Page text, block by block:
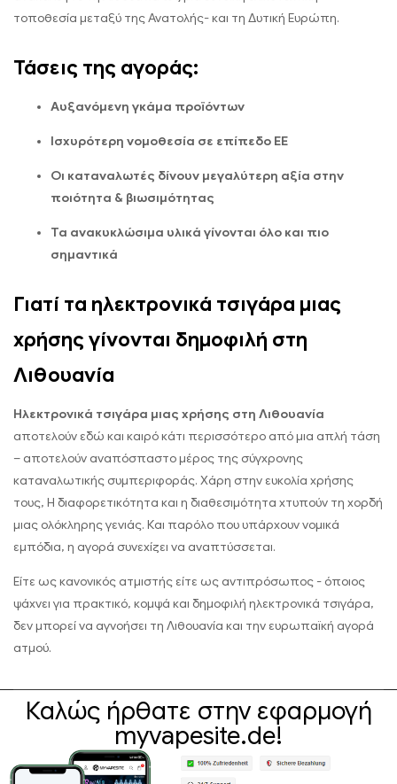
τοποθεσία μεταξύ της Ανατολής- και τη Δυτική Ευρώπη.
Τάσεις της αγοράς:
Αυξανόμενη γκάμα προϊόντων
Ισχυρότερη νομοθεσία σε επίπεδο ΕΕ
Οι καταναλωτές δίνουν μεγαλύτερη αξία στην
ποιότητα & βιωσιμότητας
Τα ανακυκλώσιμα υλικά γίνονται όλο και πιο
σημαντικά
Γιατί τα ηλεκτρονικά τσιγάρα μιας
χρήσης γίνονται δημοφιλή στη
Λιθουανία
Ηλεκτρονικά τσιγάρα μιας χρήσης στη Λιθουανία
αποτελούν εδώ και καιρό κάτι περισσότερο από μια απλή τάση
– αποτελούν αναπόσπαστο μέρος της σύγχρονης
καταναλωτικής συμπεριφοράς. Χάρη στην ευκολία χρήσης
τους, Η διαφορετικότητα και η διαθεσιμότητα χτυπούν τη χορδή
μιας ολόκληρης γενιάς. Και παρόλο που υπάρχουν νομικά
εμπόδια, η αγορά συνεχίζει να αναπτύσσεται.
Είτε ως κανονικός ατμιστής είτε ως αντιπρόσωπος - όποιος
ψάχνει για πρακτικό, κομψά και δημοφιλή ηλεκτρονικά τσιγάρα,
δεν μπορεί να αγνοήσει τη Λιθουανία και την ευρωπαϊκή αγορά
ατμού.
Καλώς ήρθατε στην εφαρμογή
myvapesite.de!